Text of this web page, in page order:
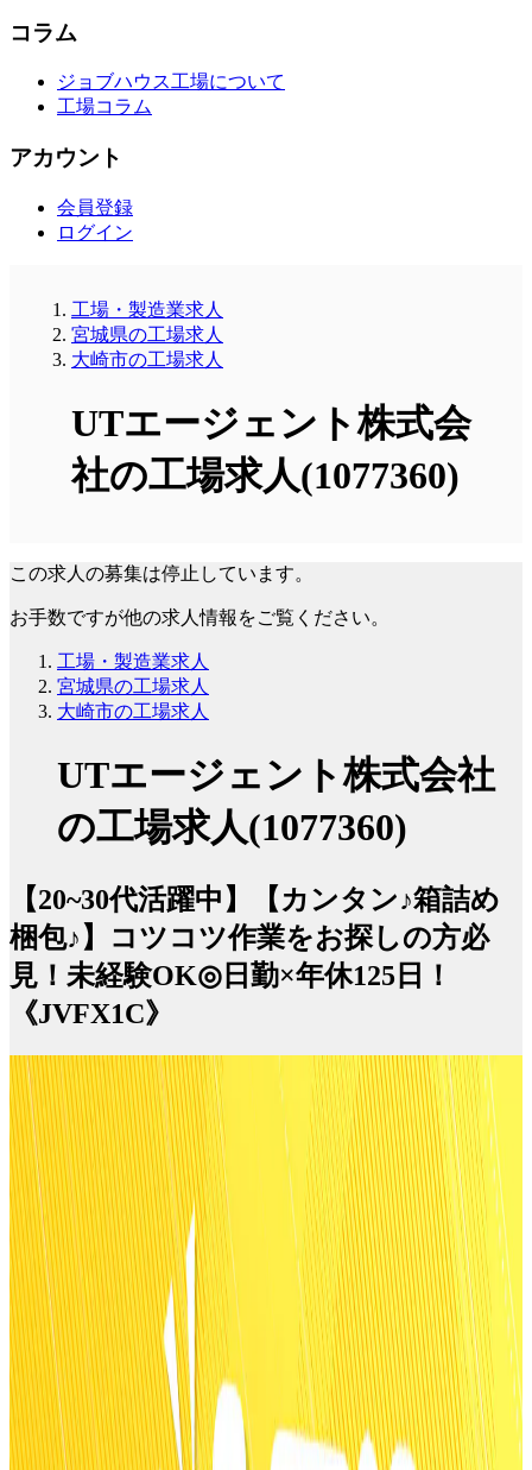
コラム
ジョブハウス工場について
工場コラム
アカウント
会員登録
ログイン
工場・製造業求人
宮城県の工場求人
大崎市の工場求人
UTエージェント株式会
社の工場求人(1077360)
この求人の募集は停止しています。
お手数ですが他の求人情報をご覧ください。
工場・製造業求人
宮城県の工場求人
大崎市の工場求人
UTエージェント株式会社
の工場求人(1077360)
【20~30代活躍中】【カンタン♪箱詰め
梱包♪】コツコツ作業をお探しの方必
見！未経験OK◎日勤×年休125日！
《JVFX1C》